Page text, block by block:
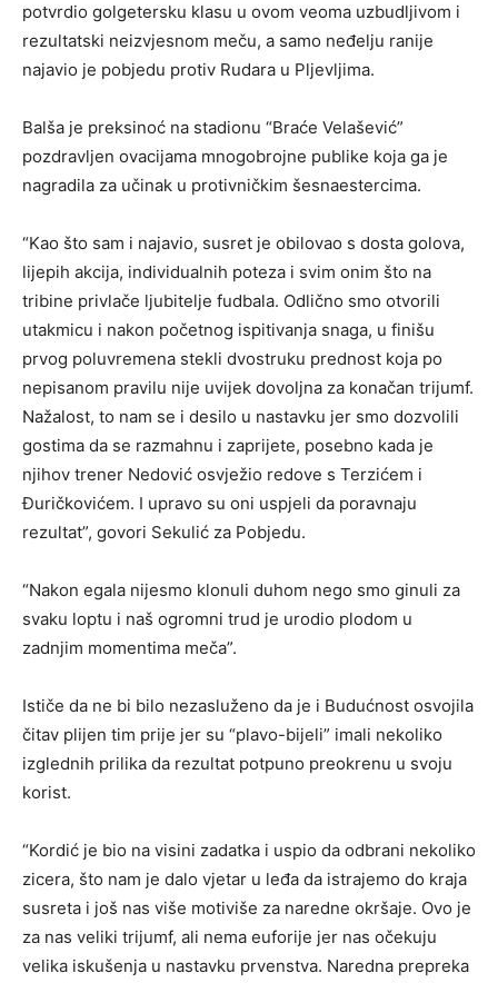
potvrdio golgetersku klasu u ovom veoma uzbudljivom i
rezultatski neizvjesnom meču, a samo neđelju ranije
najavio je pobjedu protiv Rudara u Pljevljima.
Balša je preksinoć na stadionu “Braće Velašević”
pozdravljen ovacijama mnogobrojne publike koja ga je
nagradila za učinak u protivničkim šesnaestercima.
“Kao što sam i najavio, susret je obilovao s dosta golova,
lijepih akcija, individualnih poteza i svim onim što na
tribine privlače ljubitelje fudbala. Odlično smo otvorili
utakmicu i nakon početnog ispitivanja snaga, u finišu
prvog poluvremena stekli dvostruku prednost koja po
nepisanom pravilu nije uvijek dovoljna za konačan trijumf.
Nažalost, to nam se i desilo u nastavku jer smo dozvolili
gostima da se razmahnu i zaprijete, posebno kada je
njihov trener Nedović osvježio redove s Terzićem i
Đuričkovićem. I upravo su oni uspjeli da poravnaju
rezultat”, govori Sekulić za Pobjedu.
“Nakon egala nijesmo klonuli duhom nego smo ginuli za
svaku loptu i naš ogromni trud je urodio plodom u
zadnjim momentima meča”.
Ističe da ne bi bilo nezasluženo da je i Budućnost osvojila
čitav plijen tim prije jer su “plavo-bijeli” imali nekoliko
izglednih prilika da rezultat potpuno preokrenu u svoju
korist.
“Kordić je bio na visini zadatka i uspio da odbrani nekoliko
zicera, što nam je dalo vjetar u leđa da istrajemo do kraja
susreta i još nas više motiviše za naredne okršaje. Ovo je
za nas veliki trijumf, ali nema euforije jer nas očekuju
velika iskušenja u nastavku prvenstva. Naredna prepreka